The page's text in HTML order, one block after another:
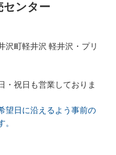
センター
沢町軽井沢 軽井沢・プリ
祝日も営業しておりま
望日に沿えるよう事前の
。